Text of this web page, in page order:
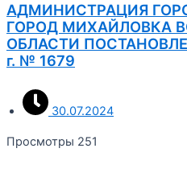
АДМИНИСТРАЦИЯ
ГОРОД МИХАЙЛОВКА
ОБЛАСТИ
г. № 1679
30.07.2024
Просмотры 251